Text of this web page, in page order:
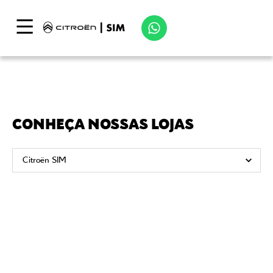
CONHEÇA NOSSAS LOJAS